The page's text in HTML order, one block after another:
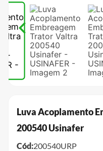
Luva Acoplamento
200540 Usinafer
Cód:200540URP